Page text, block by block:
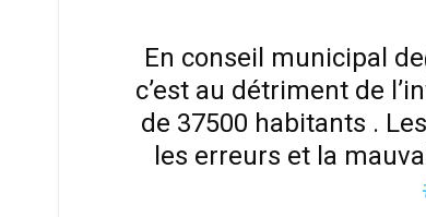
En conseil municipal
c’est au détriment de
de 37500 habitants .
les erreurs et la